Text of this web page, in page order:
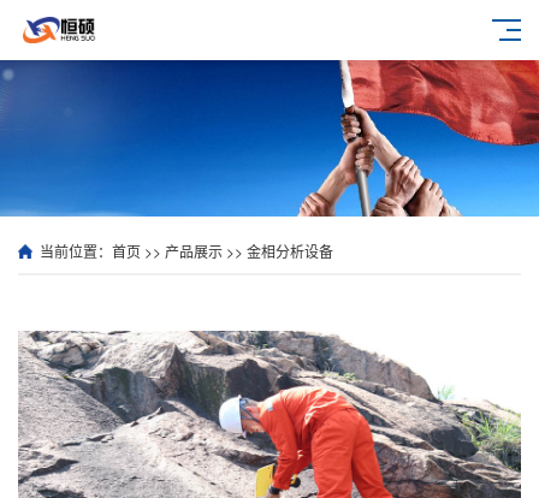
当前位置： 首页 >> 产品展示 >> 金相分析设备